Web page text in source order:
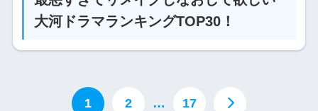
大河ドラマランキングTOP30！
1 2 … 17